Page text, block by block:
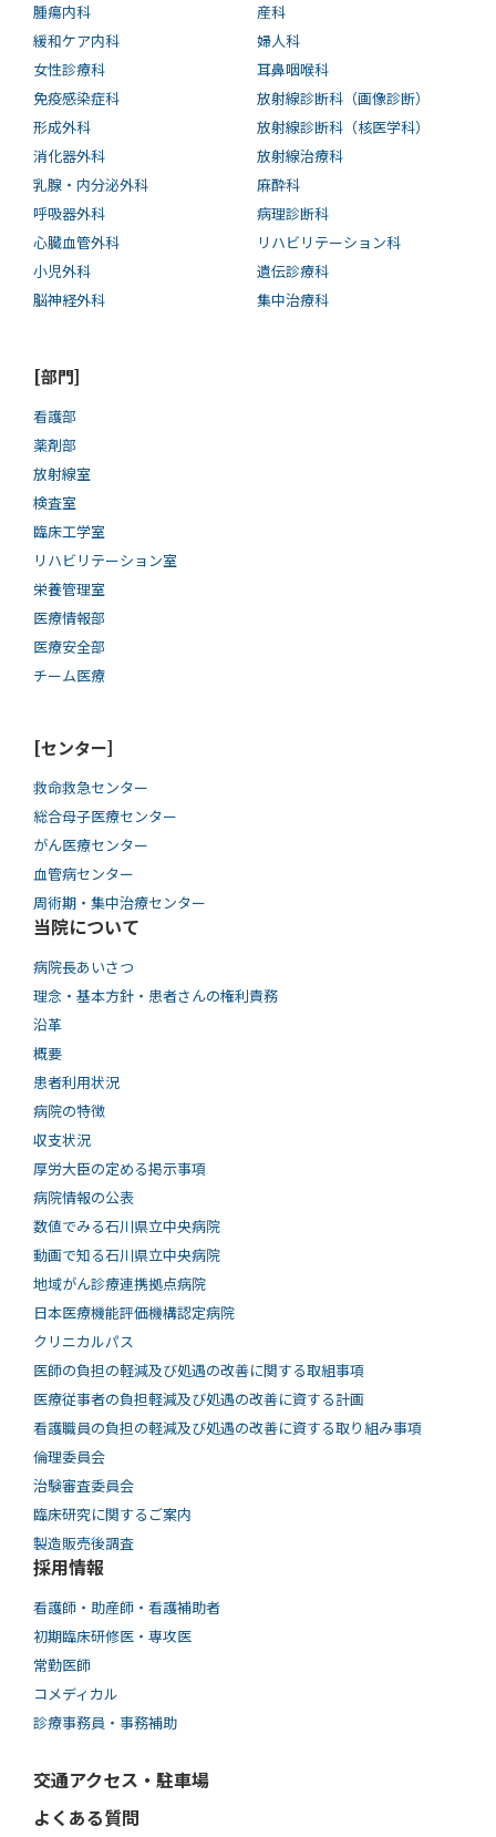
腫瘍内科
緩和ケア内科
女性診療科
免疫感染症科
形成外科
消化器外科
乳腺・内分泌外科
呼吸器外科
心臓血管外科
小児外科
脳神経外科
産科
婦人科
耳鼻咽喉科
放射線診断科（画像診断）
放射線診断科（核医学科）
放射線治療科
麻酔科
病理診断科
リハビリテーション科
遺伝診療科
集中治療科
[部門]
看護部
薬剤部
放射線室
検査室
臨床工学室
リハビリテーション室
栄養管理室
医療情報部
医療安全部
チーム医療
[センター]
救命救急センター
総合母子医療センター
がん医療センター
血管病センター
周術期・集中治療センター
当院について
病院長あいさつ
理念・基本方針・患者さんの権利責務
沿革
概要
患者利用状況
病院の特徴
収支状況
厚労大臣の定める掲示事項
病院情報の公表
数値でみる石川県立中央病院
動画で知る⽯川県⽴中央病院
地域がん診療連携拠点病院
日本医療機能評価機構認定病院
クリニカルパス
医師の負担の軽減及び処遇の改善に関する取組事項
医療従事者の負担軽減及び処遇の改善に資する計画
看護職員の負担の軽減及び処遇の改善に資する取り組み事項
倫理委員会
治験審査委員会
臨床研究に関するご案内
製造販売後調査
採用情報
看護師・助産師・看護補助者
初期臨床研修医・専攻医
常勤医師
コメディカル
診療事務員・事務補助
交通アクセス・駐車場
よくある質問